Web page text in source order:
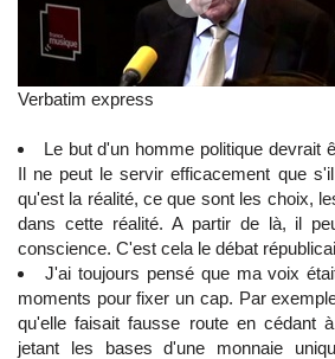
Verbatim express
Le but d'un homme politique devrait
Il ne peut le servir efficacement que
qu'est la réalité, ce que sont les choix,
dans cette réalité. A partir de là, il
conscience. C'est cela le débat
J'ai toujours pensé que ma voix
moments pour fixer un cap. Par
qu'elle faisait fausse route en cédant
jetant les bases d'une monnaie